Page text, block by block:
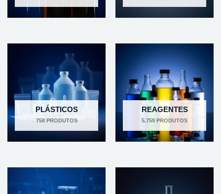
PLÁSTICOS
758 PRODUTOS
REAGENTES
5.759 PRODUTOS